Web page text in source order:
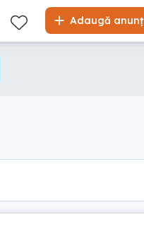
Adaugă anunț